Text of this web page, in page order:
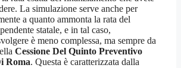
La simulazione serve anche per
a quanto ammonta la rata del
statale, e in tal caso,
è meno complessa, ma sempre da
Cessione Del Quinto Preventivo
Roma. Questa è caratterizzata dalla